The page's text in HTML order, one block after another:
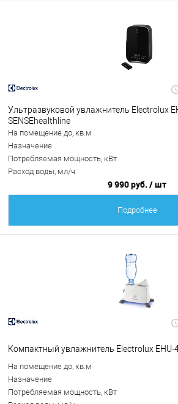
Ультразвуковой увлажнитель Electrolux
SENSEhealthline
На помещение до, кв.м
Назначение
Потребляемая мощность, кВт
Расход воды, мл/ч
9 990 руб. / шт
Подробнее
Компактный увлажнитель Electrolux EHU-
На помещение до, кв.м
Назначение
Потребляемая мощность, кВт